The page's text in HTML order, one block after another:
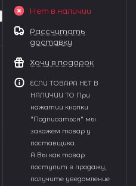
Нет в наличии
Рассчитать
доставку
Хочу в подарок
ЕСЛИ ТОВАРА НЕТ В
НАЛИЧИИ ТО При
нажатии кнопки
"Подписаться" мы
закажем товар у
поставщика.
А Вы как товар
поступит в продажу,
получите уведомление